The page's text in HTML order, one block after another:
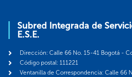
Subred Integrada de
E.S.E.
Dirección: Calle 66 No. 15-41 Bogotá -
Código postal: 111221
Ventanilla de Correspondencia: Calle 66